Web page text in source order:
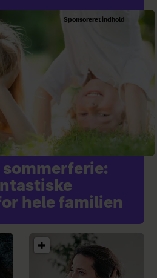
Sponsoreret indhold
sommerferie:
hele familien